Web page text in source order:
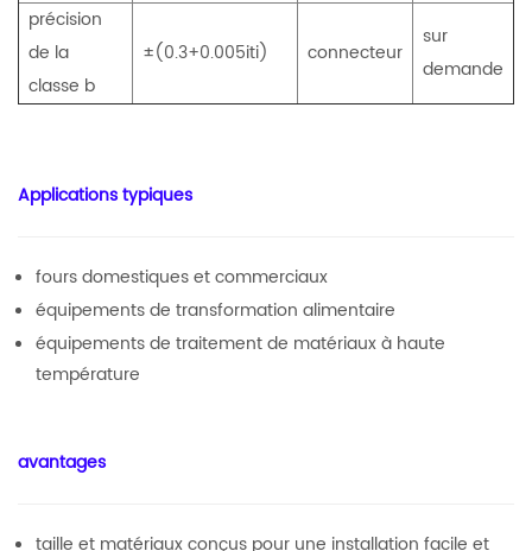
précision
de la
classe b
±(0.3+0.005iti) connecteur
sur
demande
Applications typiques
fours domestiques et commerciaux
équipements de transformation alimentaire
équipements de traitement de matériaux à haute
température
avantages
taille et matériaux conçus pour une installation facile et